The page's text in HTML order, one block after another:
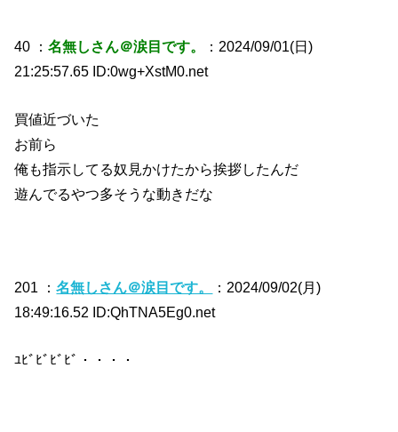
40 ：名無しさん＠涙目です。
：2024/09/01(日)
21:25:57.65 ID:0wg+XstM0.net
買値近づいた
お前ら
俺も指示してる奴見かけたから挨拶したんだ
遊んでるやつ多そうな動きだな
201 ：名無しさん＠涙目です。
：2024/09/02(月)
18:49:16.52 ID:QhTNA5Eg0.net
ﾕﾋﾞﾋﾞﾋﾞﾋﾞ・・・・